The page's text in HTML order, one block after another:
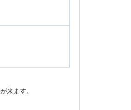
来ます。